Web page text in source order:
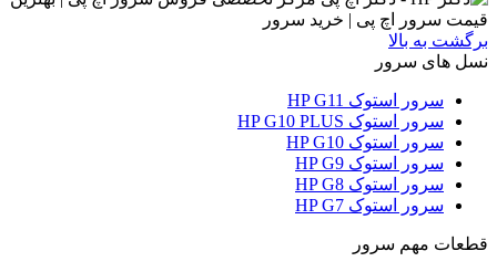
برگشت به بالا
نسل های سرور
سرور استوک HP G11
سرور استوک HP G10 PLUS
سرور استوک HP G10
سرور استوک HP G9
سرور استوک HP G8
سرور استوک HP G7
قطعات مهم سرور